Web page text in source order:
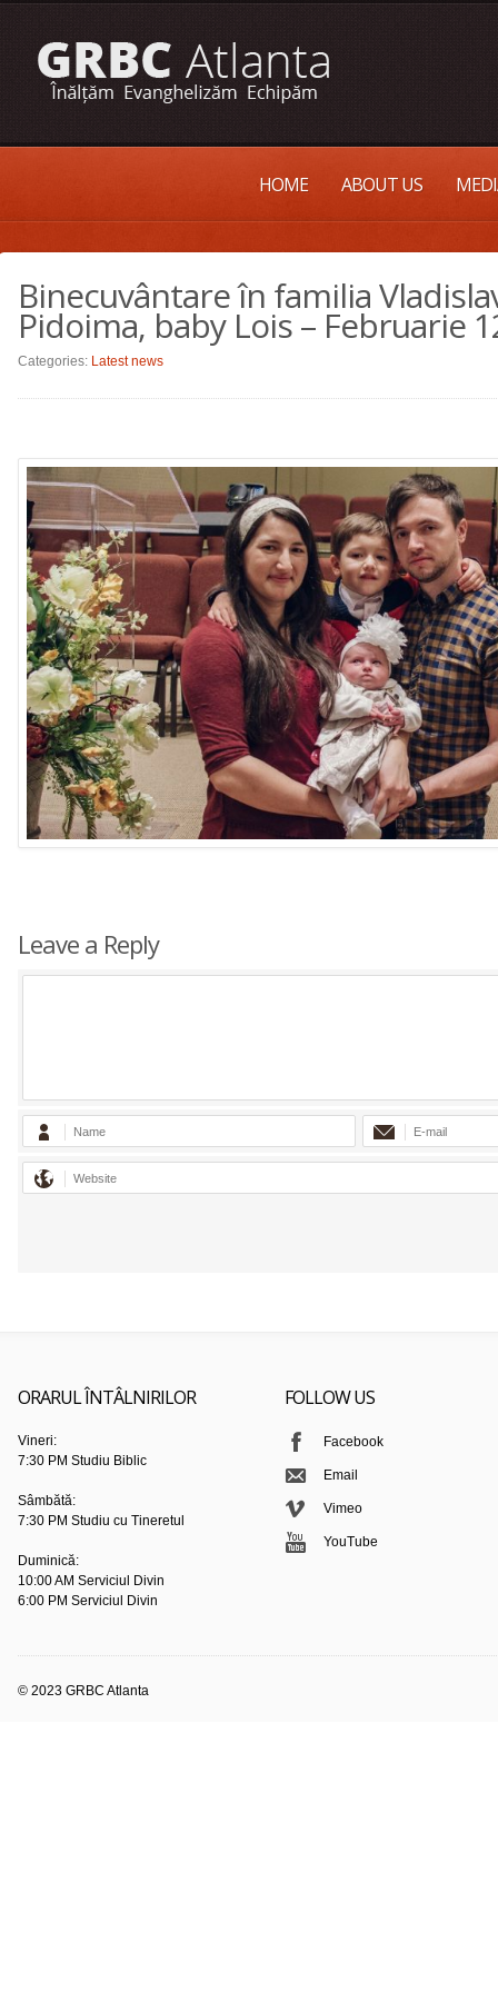
HOME ABOUT US
Binecuvântare în familia
Pidoima, baby Lois – Februarie
Categories: Latest news
Leave a Reply
ORARUL ÎNTÂLNIRILOR
Vineri:
7:30 PM Studiu Biblic
Sâmbătă:
7:30 PM Studiu cu Tineretul
Duminică:
10:00 AM Serviciul Divin
6:00 PM Serviciul Divin
FOLLOW US
Facebook
Email
Vimeo
YouTube
© 2023 GRBC Atlanta